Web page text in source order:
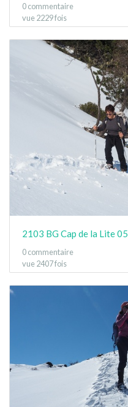
0 commentaire
vue 2229 fois
2103 BG Cap de la Lite 05
0 commentaire
vue 2407 fois